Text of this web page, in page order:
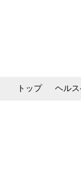
トップ ヘル